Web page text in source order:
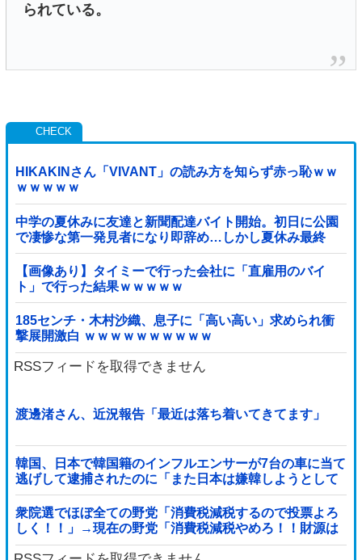
られている。
HIKAKINさん「VIVANT」の読み方を知らず赤っ恥ｗｗ
ｗｗｗｗｗ
中学の夏休みに友達と新聞配達バイト開始。初日に公園
で凄惨な第一発見者になり即辞め…しかし夏休み最終
日、バイトを続けた友人の身に起きた「更なる悲劇」←
このバイト先、呪われすぎだろ
【画像あり】タイミーで行った会社に「直雇用のバイ
ト」で行った結果ｗｗｗｗｗ
185センチ・木村沙織、息子に「高い高い」求められ衝
撃展開激白 ｗｗｗｗｗｗｗｗｗｗ
RSSフィードを取得できません
渡邊渚さん、近況報告「最近は落ち着いてきてます」
韓国、日本で韓国籍のインフルエンサーが7台の車に当て
逃げして逮捕されたのに「また日本は嫌韓しようとして
いる」と決めつけて責任転嫁
衆院選でほぼ全ての野党「消費税減税するので投票よろ
しく！！」→現在の野党「消費税減税やめろ！！財源は
どうするんだ！！」他